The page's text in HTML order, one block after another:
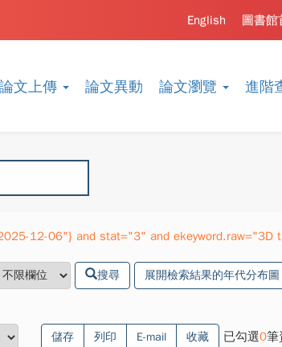
論文上傳 論文異動 論文瀏覽 進階
圖書館
English
12-06"} and stat="3" and ekeyword.raw="3D
搜尋 展開檢索結果的年代分布圖
儲存 列印 E-mail 收藏 已勾選0筆